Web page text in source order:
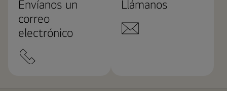
Envíanos un
correo
electrónico
Llámanos